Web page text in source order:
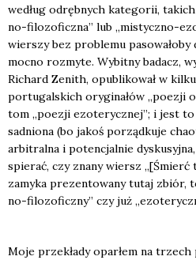
według odręb­nych kate­go­rii,
no-filo­zo­ficz­na” lub „mistycz­no-
wier­szy bez pro­ble­mu
moc­no roz­my­te. Wybit­ny badacz,
Richard Zenith, opu­bli­ko­wał w
por­tu­gal­skich ory­gi­na­łów „poezji
tom „poezji ezo­te­rycz­nej”; i jest
sad­nio­na (bo jakoś porząd­ku­je
arbi­tral­na i poten­cjal­nie
spie­rać, czy zna­ny wiersz
zamy­ka pre­zen­to­wa­ny tutaj
no-filo­zo­ficz­ny” czy już
Moje prze­kła­dy opar­łem na